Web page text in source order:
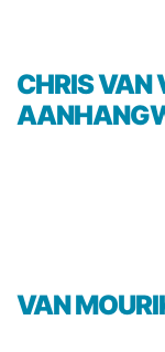
CHRIS VAN VELZEN
VAN